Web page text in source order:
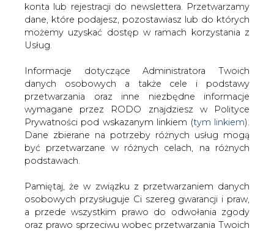
konta lub rejestracji do newslettera. Przetwarzamy
dane, które podajesz, pozostawiasz lub do których
możemy uzyskać dostęp w ramach korzystania z
Usług.
Informacje dotyczące Administratora Twoich
danych osobowych a także cele i podstawy
przetwarzania oraz inne niezbędne informacje
wymagane przez RODO znajdziesz w Polityce
Prywatności pod wskazanym linkiem (tym linkiem).
Dane zbierane na potrzeby różnych usług mogą
być przetwarzane w różnych celach, na różnych
podstawach.
Pamiętaj, że w związku z przetwarzaniem danych
osobowych przysługuje Ci szereg gwarancji i praw,
a przede wszystkim prawo do odwołania zgody
oraz prawo sprzeciwu wobec przetwarzania Twoich
Strona główna
SERWIS INFORMACYJNY CIRE
Największy kontrakt w historii polskiej energetyki
2004-12-22 00:00
skomentuj
udostępnij:
Największy kontrakt w historii
polskiej energetyki